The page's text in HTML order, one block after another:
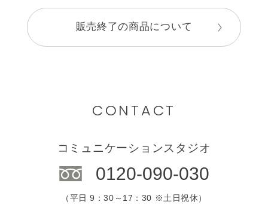
販売終了の商品について
CONTACT
コミュニケーションスタジオ
0120-090-030
（平日 9：30～17：30 ※土日祝休）